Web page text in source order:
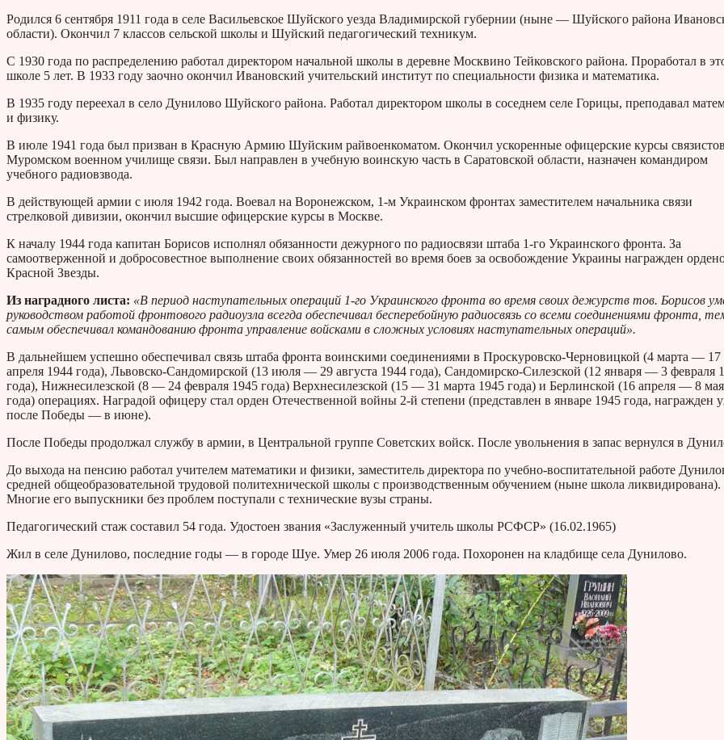
Родился 6 сентября 1911 года в селе Васильевское Шуйского уезда Владимирской губернии (ныне — Шуйского района
области). Окончил 7 классов сельской школы и Шуйский педагогический техникум.
С 1930 года по распределению работал директором начальной школы в деревне Москвино Тейковского района. Проработал в
школе 5 лет. В 1933 году заочно окончил Ивановский учительский институт по специальности физика и математика.
В 1935 году переехал в село Дунилово Шуйского района. Работал директором школы в соседнем селе Горицы, преподавал
и физику.
В июле 1941 года был призван в Красную Армию Шуйским райвоенкоматом. Окончил ускоренные офицерские курсы
Муромском военном училище связи. Был направлен в учебную воинскую часть в Саратовской области, назначен командиром
учебного радиовзвода.
В действующей армии с июля 1942 года. Воевал на Воронежском, 1-м Украинском фронтах заместителем начальника связи
стрелковой дивизии, окончил высшие офицерские курсы в Москве.
К началу 1944 года капитан Борисов исполнял обязанности дежурного по радиосвязи штаба 1-го Украинского фронта. За
самоотверженной и добросовестное выполнение своих обязанностей во время боев за освобождение Украины награжден
Красной Звезды.
Из наградного листа: «В период наступательных операций 1-го Украинского фронта во время своих дежурств тов. Борисов
руководством работой фронтового радиоузла всегда обеспечивал бесперебойную радиосвязь со всеми соединениями фронта,
самым обеспечивал командованию фронта управление войсками в сложных условиях наступательных операций».
В дальнейшем успешно обеспечивал связь штаба фронта воинскими соединениями в Проскуровско-Черновицкой (4 марта — 17
апреля 1944 года), Львовско-Сандомирской (13 июля — 29 августа 1944 года), Сандомирско-Силезской (12 января — 3 февраля
года), Нижнесилезской (8 — 24 февраля 1945 года) Верхнесилезской (15 — 31 марта 1945 года) и Берлинской (16 апреля — 8
года) операциях. Наградой офицеру стал орден Отечественной войны 2-й степени (представлен в январе 1945 года, награжден
после Победы — в июне).
После Победы продолжал службу в армии, в Центральной группе Советских войск. После увольнения в запас вернулся в
До выхода на пенсию работал учителем математики и физики, заместитель директора по учебно-воспитательной работе
средней общеобразовательной трудовой политехнической школы с производственным обучением (ныне школа ликвидирована).
Многие его выпускники без проблем поступали с технические вузы страны.
Педагогический стаж составил 54 года. Удостоен звания «Заслуженный учитель школы РСФСР» (16.02.1965)
Жил в селе Дунилово, последние годы — в городе Шуе. Умер 26 июля 2006 года. Похоронен на кладбище села Дунилово.